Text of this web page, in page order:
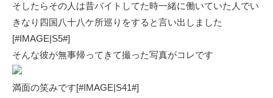
そしたらその人は昔バイトしてた時一緒に働いていた人でい
きなり四国八十八ケ所巡りをすると言い出しました
[#IMAGE|S5#]
そんな彼が無事帰ってきて撮った写真がコレです
満面の笑みです[#IMAGE|S41#]